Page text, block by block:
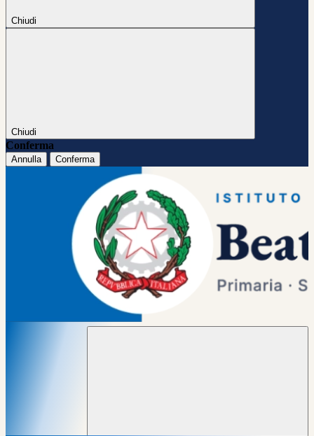
Chiudi
Chiudi
Conferma
Annulla Conferma